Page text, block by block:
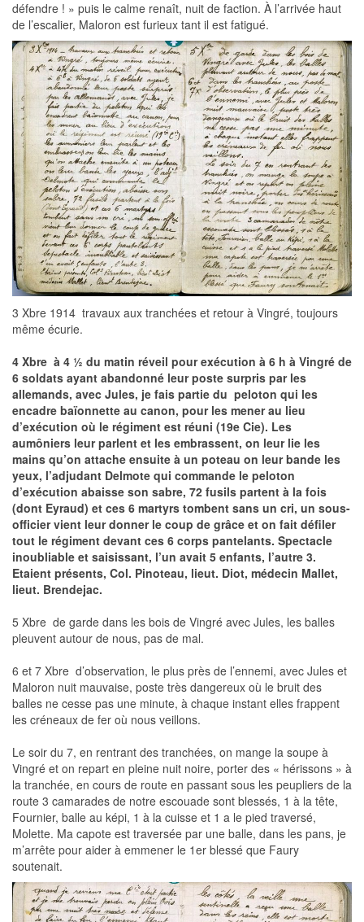
défendre ! » puis le calme renaît, nuit de faction. À l’arrivée haut
de l’escalier, Maloron est furieux tant il est fatigué.
3 Xbre 1914  travaux aux tranchées et retour à Vingré, toujours
même écurie.
4 Xbre  à 4 ½ du matin réveil pour exécution à 6 h à Vingré de
6 soldats ayant abandonné leur poste surpris par les
allemands, avec Jules, je fais partie du peloton qui les
encadre baïonnette au canon, pour les mener au lieu
d’exécution où le régiment est réuni (19e Cie). Les
aumôniers leur parlent et les embrassent, on leur lie les
mains qu’on attache ensuite à un poteau on leur bande les
yeux, l’adjudant Delmote qui commande le peloton
d’exécution abaisse son sabre, 72 fusils partent à la fois
(dont Eyraud) et ces 6 martyrs tombent sans un cri, un sous-
officier vient leur donner le coup de grâce et on fait défiler
tout le régiment devant ces 6 corps pantelants. Spectacle
inoubliable et saisissant, l’un avait 5 enfants, l’autre 3.
Etaient présents, Col. Pinoteau, lieut. Diot, médecin Mallet,
lieut. Brendejac.
5 Xbre  de garde dans les bois de Vingré avec Jules, les balles
pleuvent autour de nous, pas de mal.
6 et 7 Xbre  d’observation, le plus près de l’ennemi, avec Jules et
Maloron nuit mauvaise, poste très dangereux où le bruit des
balles ne cesse pas une minute, à chaque instant elles frappent
les créneaux de fer où nous veillons.
Le soir du 7, en rentrant des tranchées, on mange la soupe à
Vingré et on repart en pleine nuit noire, porter des « hérissons » à
la tranchée, en cours de route en passant sous les peupliers de la
route 3 camarades de notre escouade sont blessés, 1 à la tête,
Fournier, balle au képi, 1 à la cuisse et 1 a le pied traversé,
Molette. Ma capote est traversée par une balle, dans les pans, je
m’arrête pour aider à emmener le 1er blessé que Faury
soutenait.